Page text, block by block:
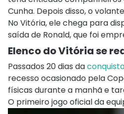
Cunha. Depois disso, o
No Vitória, ele chega para
saída de Ronald, que foi
Elenco do Vitória se
Passados 20 dias da
recesso ocasionado pela
físicas durante a manhã e
O primeiro jogo oficial da